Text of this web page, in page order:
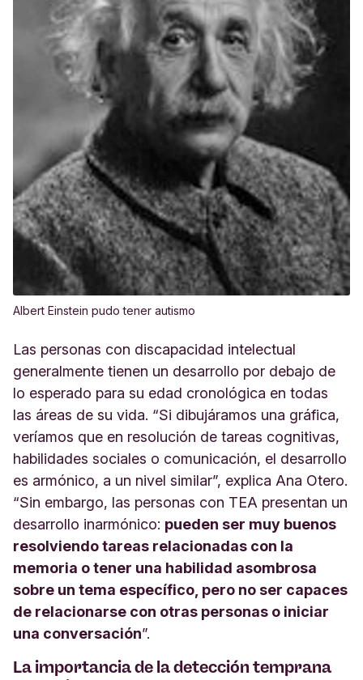
Albert Einstein pudo tener autismo
Las personas con discapacidad intelectual
generalmente tienen un desarrollo por debajo de
lo esperado para su edad cronológica en todas
las áreas de su vida. “Si dibujáramos una gráfica,
veríamos que en resolución de tareas cognitivas,
habilidades sociales o comunicación, el desarrollo
es armónico, a un nivel similar”, explica Ana Otero.
“Sin embargo, las personas con TEA presentan un
desarrollo inarmónico: pueden ser muy buenos
resolviendo tareas relacionadas con la
memoria o tener una habilidad asombrosa
sobre un tema específico, pero no ser capaces
de relacionarse con otras personas o iniciar
una conversación”.
La importancia de la detección temprana